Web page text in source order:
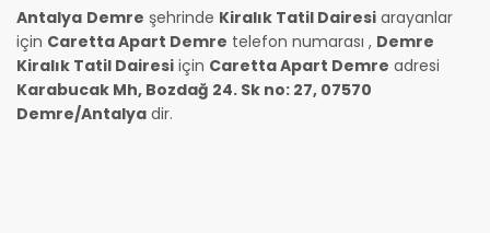
Antalya Demre şehrinde Kiralık Tatil Dairesi arayanlar
için Caretta Apart Demre telefon numarası , Demre
Kiralık Tatil Dairesi için Caretta Apart Demre adresi
Karabucak Mh, Bozdağ 24. Sk no: 27, 07570
Demre/Antalya dir.